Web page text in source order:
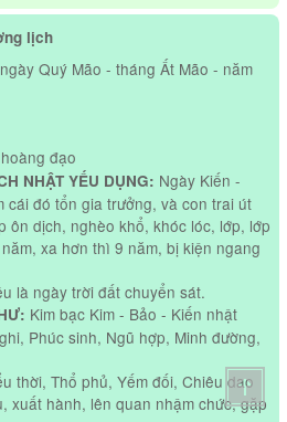
lịch
Quý Mão - tháng Ất Mão - năm
đạo
NHẬT YẾU DỤNG: Ngày Kiến -
cái đó tổn gia trưởng, và con trai út
ôn dịch, nghèo khổ, khóc lóc, lớp, lớp
xa hơn thì 9 năm, bị kiện ngang
là ngày trời đất chuyển sát.
Kim bạc Kim - Bảo - Kiến nhật
Phúc sinh, Ngũ hợp, Minh đường,
thời, Thổ phủ, Yếm đối, Chiêu dao
xuất hành, lên quan nhậm chức, gặp